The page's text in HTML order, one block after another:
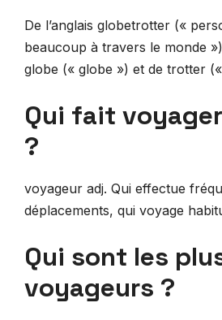
De l’anglais globetrotter («
beaucoup à travers le monde
globe (« globe ») et de trotter
Qui fait
?
voyageur adj. Qui effectue
déplacements, qui voyage
Qui sont les
voyageurs ?